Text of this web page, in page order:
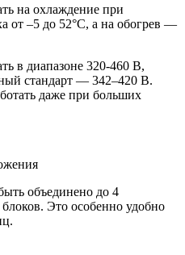
на охлаждение при
от –5 до 52°С, а на обогрев —
в диапазоне 320-460 В,
стандарт — 342–420 В.
даже при больших
объединено до 4
Это особенно удобно